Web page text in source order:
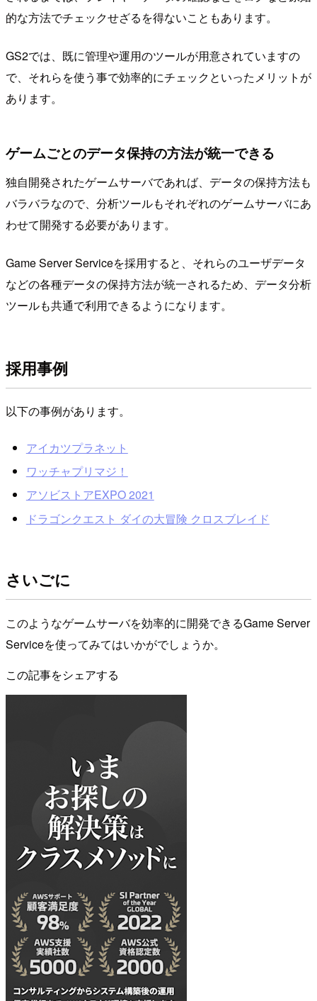
的な方法でチェックせざるを得ないこともあります。
GS2では、既に管理や運用のツールが用意されていますの
で、それらを使う事で効率的にチェックといったメリットが
あります。
ゲームごとのデータ保持の方法が統一できる
独自開発されたゲームサーバであれば、データの保持方法も
バラバラなので、分析ツールもそれぞれのゲームサーバにあ
わせて開発する必要があります。
Game Server Serviceを採用すると、それらのユーザデータ
などの各種データの保持方法が統一されるため、データ分析
ツールも共通で利用できるようになります。
採用事例
以下の事例があります。
アイカツプラネット
ワッチャプリマジ！
アソビストアEXPO 2021
ドラゴンクエスト ダイの大冒険 クロスブレイド
さいごに
このようなゲームサーバを効率的に開発できるGame Server
Serviceを使ってみてはいかがでしょうか。
この記事をシェアする